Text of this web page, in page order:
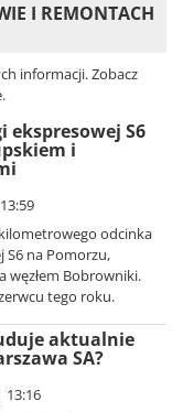
I REMONTACH
informacji. Zobacz
ekspresowej S6
i
odcinka
S6 na Pomorzu,
węzłem Bobrowniki.
tego roku.
aktualnie
SA?
13:16